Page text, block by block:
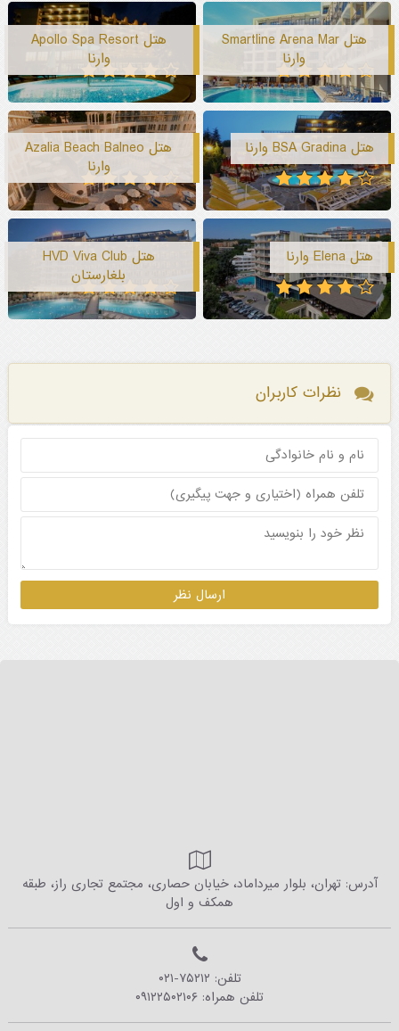
هتل Smartline Arena Mar
وارنا
هتل Apollo Spa Resort
وارنا
هتل BSA Gradina وارنا
هتل Azalia Beach Balneo
وارنا
هتل Elena وارنا
هتل HVD Viva Club
بلغارستان
نظرات کاربران
آدرس: تهران، بلوار میرداماد، خیابان حصاری، مجتمع تجاری راز، طبقه
همکف و اول
تلفن: ۰۲۱-۷۵۲۱۲
تلفن همراه: ۰۹۱۲۲۵۰۲۱۰۶